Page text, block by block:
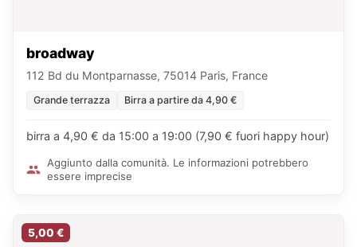
broadway
112 Bd du Montparnasse, 75014 Paris, France
Grande terrazza Birra a partire da 4,90 €
birra a 4,90 € da 15:00 a 19:00 (7,90 € fuori happy hour)
Aggiunto dalla comunità. Le informazioni potrebbero
essere imprecise
5,00 €